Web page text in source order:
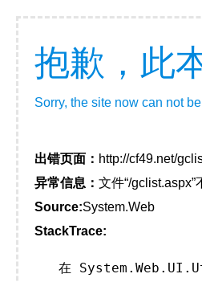
抱歉，此
Sorry, the site now can not
出错页面： http://cf49.net/
异常信息： 文件“/gclist.aspx”
Source:System.Web
StackTrace:
在